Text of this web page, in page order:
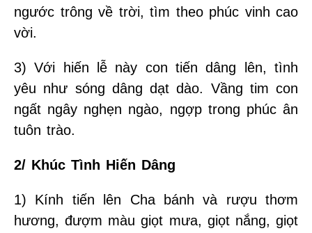
ngước trông về trời, tìm theo phúc vinh cao
vời.
3) Với hiến lễ này con tiến dâng lên, tình
yêu như sóng dâng dạt dào. Vầng tim con
ngất ngây nghẹn ngào, ngợp trong phúc ân
tuôn trào.
2/ Khúc Tình Hiến Dâng
1) Kính tiến lên Cha bánh và rượu thơm
hương, đượm màu giọt mưa, giọt nắng, giọt